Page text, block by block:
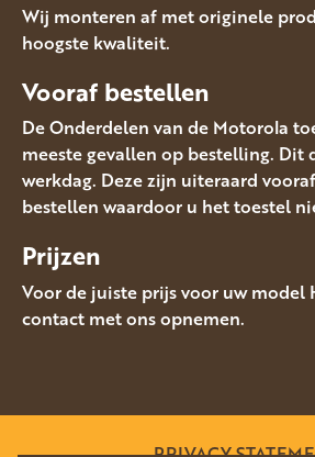
Wij monteren af met originele
hoogste kwaliteit.
Vooraf bestellen
De Onderdelen van de Motorola
meeste gevallen op bestelling. Dit
werkdag. Deze zijn uiteraard
bestellen waardoor u het toestel
Prijzen
Voor de juiste prijs voor uw model
contact met ons opnemen.